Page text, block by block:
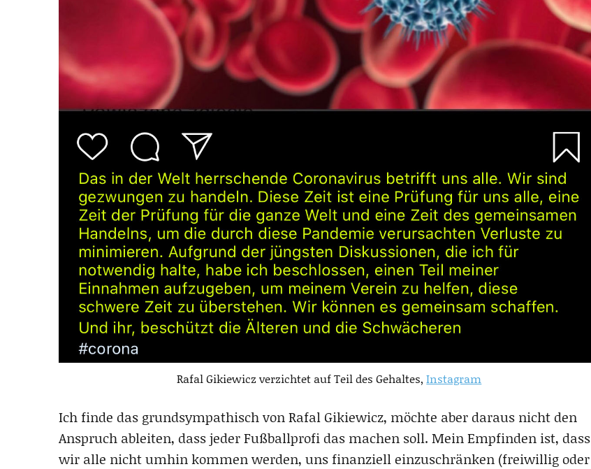
Rafal Gikiewicz verzichtet auf Teil des Gehaltes,Instagram
Ich finde das grundsympathisch von Rafal Gikiewicz, möchte aber daraus nicht den
Anspruch ableiten, dass jeder Fußballprofi das machen soll. Mein Empfinden ist, dass
wir alle nicht umhin kommen werden, uns finanziell einzuschränken (freiwillig oder